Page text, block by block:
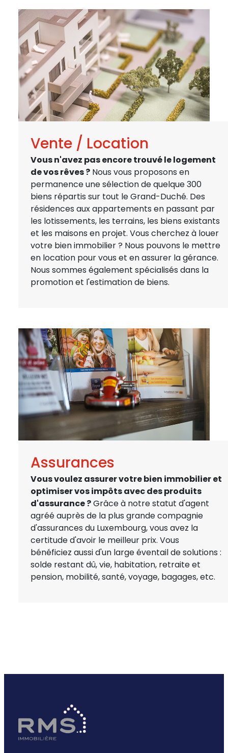
Vente / Location
Vous n'avez pas encore trouvé le logement
de vos rêves ? Nous vous proposons en
permanence une sélection de quelque 300
biens répartis sur tout le Grand-Duché. Des
résidences aux appartements en passant par
les lotissements, les terrains, les biens existants
et les maisons en projet. Vous cherchez à louer
votre bien immobilier ? Nous pouvons le mettre
en location pour vous et en assurer la gérance.
Nous sommes également spécialisés dans la
promotion et l'estimation de biens.
Assurances
Vous voulez assurer votre bien immobilier et
optimiser vos impôts avec des produits
d'assurance ?Grâce à notre statut d'agent
agréé auprès de la plus grande compagnie
d'assurances du Luxembourg, vous avez la
certitude d'avoir le meilleur prix. Vous
bénéficiez aussi d'un large éventail de solutions :
solde restant dû, vie, habitation, retraite et
pension, mobilité, santé, voyage, bagages, etc.